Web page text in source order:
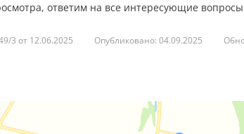
ответим на все интересующие
3 от 12.06.2025 Опубликовано: 04.09.2025